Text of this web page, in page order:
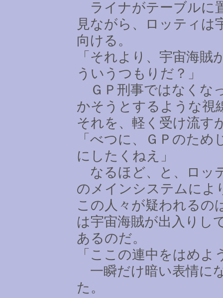
ライナがテーブルに
見ながら、ロッティは
向ける。
「それより、宇宙海
ういうつもりだ？」
ＧＰ刑事ではなくな
かそうとするような視
それを、軽く受け流す
「べつに、ＧＰのた
にしたくねえ」
なるほど、と、ロッ
のメインシステムによ
この人々が疑われるの
は宇宙海賊が出入りし
あるのだ。
「ここの連中をはめ
一瞬だけ暗い表情に
た。